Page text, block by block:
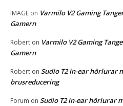
IMAGE on Varmilo V2 Gaming
Gamern
Robert on Varmilo V2 Gaming
Gamern
Robert on Sudio T2 in-ear hörlurar
brusreducering
Forum on Sudio T2 in-ear hörlurar